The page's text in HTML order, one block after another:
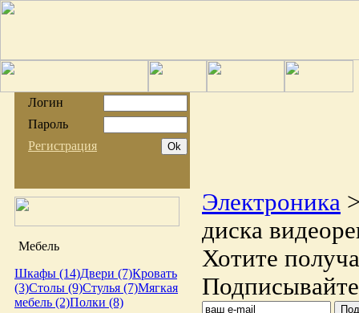
Логин
Пароль
Регистрация
Мебель
Шкафы (14)Двери (7)Кровать
(3)Столы (9)Стулья (7)Мягкая
мебель (2)Полки (8)
Электроника
диска
Хотите